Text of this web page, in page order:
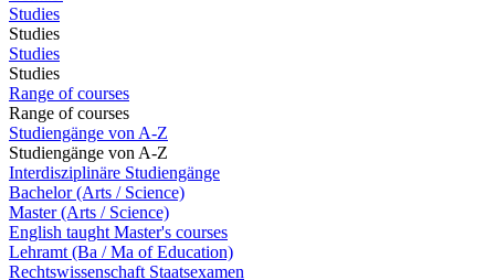
Studies
Studies
Studies
Studies
Range of courses
Range of courses
Studiengänge von A-Z
Studiengänge von A-Z
Interdisziplinäre Studiengänge
Bachelor (Arts / Science)
Master (Arts / Science)
English taught Master's courses
Lehramt (Ba / Ma of Education)
Rechtswissenschaft Staatsexamen